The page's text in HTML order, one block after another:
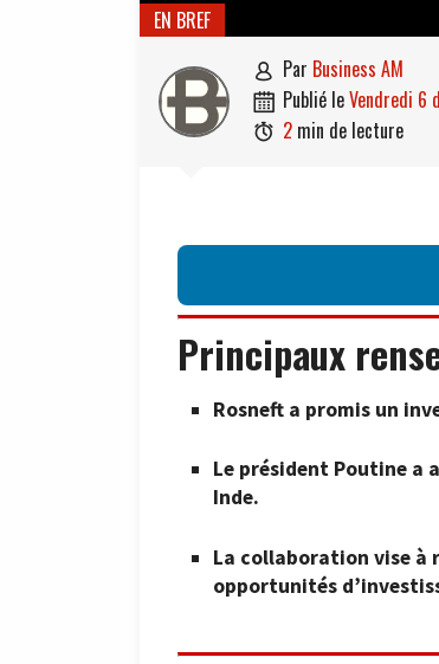
EN BREF
 par Business AM
 publié le vendredi 6
 2 min de lecture
Principaux
Rosneft a promis un
Le président Poutine a
Inde.
La collaboration vise à
opportunités